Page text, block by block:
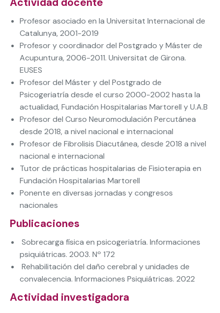
Profesor asociado en la Universitat Internacional de
Catalunya, 2001-2019
Profesor y coordinador del Postgrado y Máster de
Acupuntura, 2006-2011. Universitat de Girona.
EUSES
Profesor del Máster y del Postgrado de
Psicogeriatría desde el curso 2000-2002 hasta la
actualidad, Fundación Hospitalarias Martorell y U.A.B
Profesor del Curso Neuromodulación Percutánea
desde 2018, a nivel nacional e internacional
Profesor de Fibrolisis Diacutánea, desde 2018 a nivel
nacional e internacional
Tutor de prácticas hospitalarias de Fisioterapia en
Fundación Hospitalarias Martorell
Ponente en diversas jornadas y congresos
nacionales
Publicaciones
Sobrecarga física en psicogeriatría. Informaciones
psiquiátricas. 2003. Nº 172
Rehabilitación del daño cerebral y unidades de
convalecencia. Informaciones Psiquiátricas. 2022
Actividad investigadora